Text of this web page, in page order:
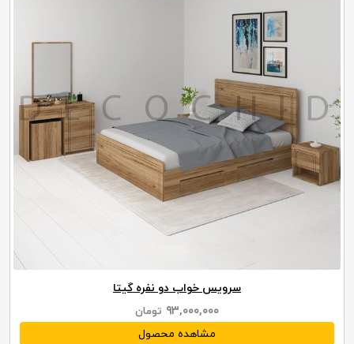
سرویس خواب دو نفره گیتا
۹۳,۰۰۰,۰۰۰ تومان
مشاهده محصول